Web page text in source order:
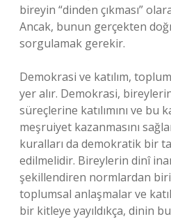
bireyin “dinden çıkması”
Ancak, bunun gerçekten
sorgulamak gerekir.
Demokrasi ve katılım,
yer alır. Demokrasi,
süreçlerine katılımını ve bu
meşruiyet kazanmasını
kuralları da demokratik bir
edilmelidir. Bireylerin dinî
şekillendiren normlardan
toplumsal anlaşmalar ve
bir kitleye yayıldıkça, dinin